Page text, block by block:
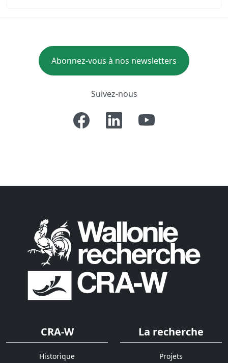
Abonnez-vous à nos newsletters
Suivez-nous
CRA-W
Historique
La recherche
Projets